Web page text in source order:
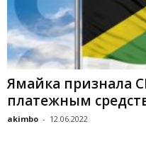
Ямайка признала
платежным
akimbo - 12.06.2022